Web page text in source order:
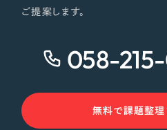
ご提案します。
058-
無料で課題整理